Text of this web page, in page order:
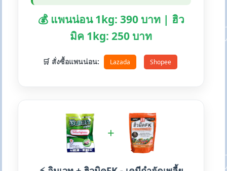
💰 แพนน่อน 1kg: 390 บาท | ฮิว
มิค 1kg: 250 บาท
🛒 สั่งซื้อแพนน่อน: Lazada Shopee
+